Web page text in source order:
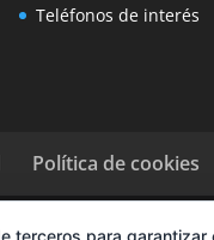
Teléfonos de interés
Política de cookies
terceros para garantizar